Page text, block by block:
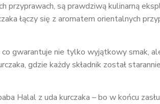
są prawdziwą kulinarną
łączy się z aromatem orientalnych
gwarantuje nie tylko wyjątkowy smak,
gdzie każdy składnik został
Halal z uda kurczaka – bo w końcu